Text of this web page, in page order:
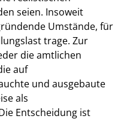
seien. Insoweit
Umstände, für
trage. Zur
die amtlichen
auf
und ausgebaute
als
Entscheidung ist